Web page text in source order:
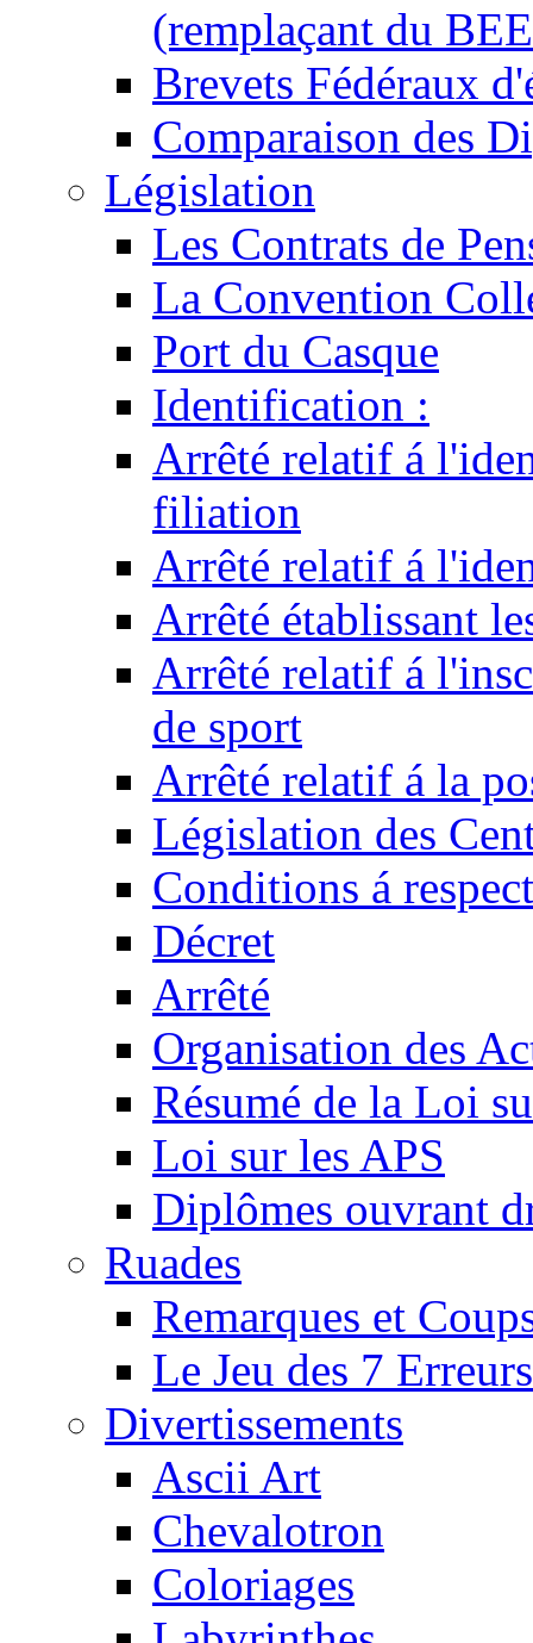
(remplaçant du
Brevets Fédéraux
Comparaison des
Législation
Les Contrats de
La Convention
Port du Casque
Identification :
Arrêté relatif á
filiation
Arrêté relatif á
Arrêté établissant
Arrêté relatif á
de sport
Arrêté relatif á la
Législation des
Conditions á
Décret
Arrêté
Organisation des
Résumé de la Loi
Loi sur les APS
Diplômes ouvrant
Ruades
Remarques et
Le Jeu des 7 Erreurs
Divertissements
Ascii Art
Chevalotron
Coloriages